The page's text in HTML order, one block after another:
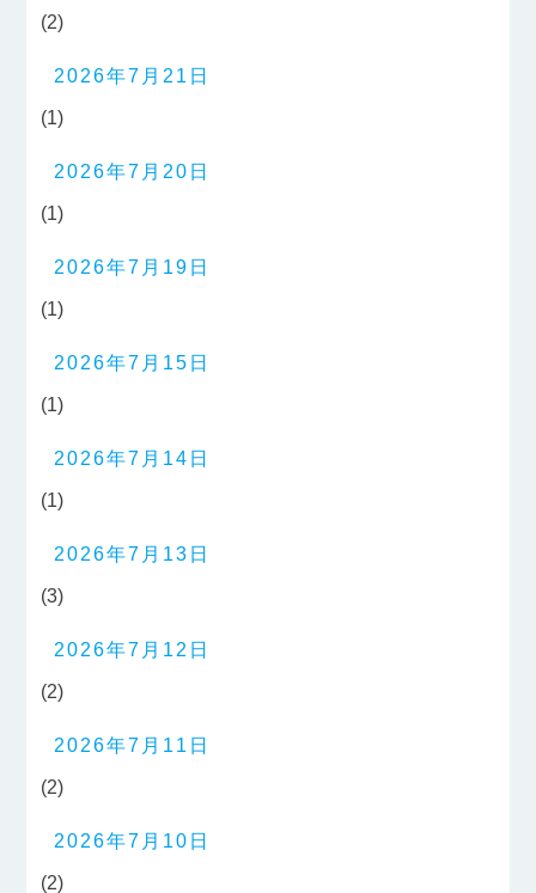
(2)
2026年7月21日
(1)
2026年7月20日
(1)
2026年7月19日
(1)
2026年7月15日
(1)
2026年7月14日
(1)
2026年7月13日
(3)
2026年7月12日
(2)
2026年7月11日
(2)
2026年7月10日
(2)